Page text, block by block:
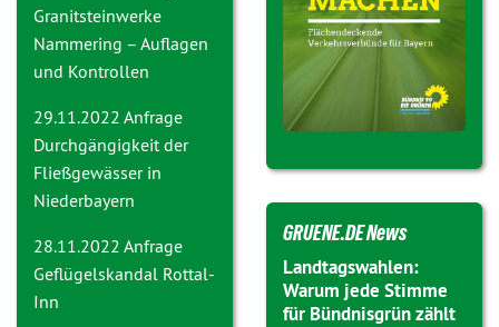
Granitsteinwerke
Nammering – Auflagen
und Kontrollen
29.11.2022 Anfrage
Durchgängigkeit der
Fließgewässer in
Niederbayern
28.11.2022 Anfrage
Geflügelskandal Rottal-
Inn
GRUENE.DE News
Landtagswahlen:
Warum jede Stimme
für Bündnisgrün zählt